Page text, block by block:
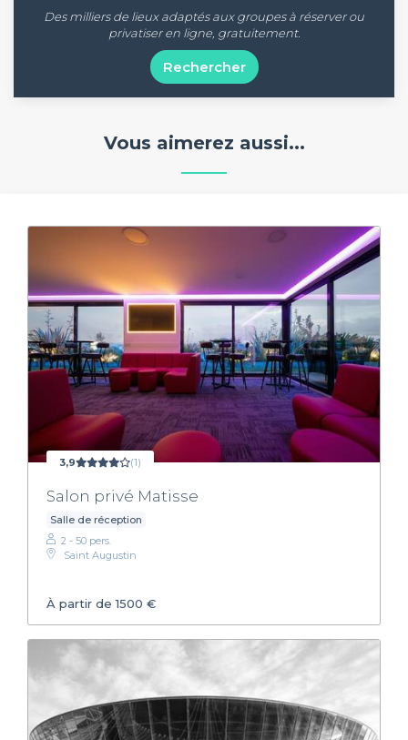
Des milliers de lieux adaptés aux groupes à réserver ou
privatiser en ligne, gratuitement.
Rechercher
Vous aimerez aussi...
3,9 (1)
Salon privé Matisse
Salle de réception
2 - 50 pers.
Saint Augustin
À partir de 1500 €